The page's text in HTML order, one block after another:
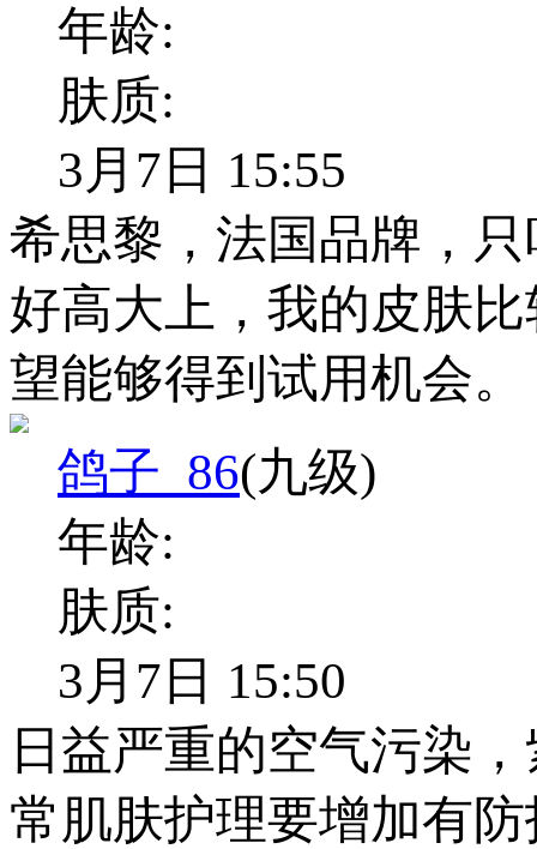
年龄:
肤质:
3月7日 15:55
希思黎，法国品牌，
好高大上，我的皮肤
望能够得到试用机会。
鸽子_86(九级)
年龄:
肤质:
3月7日 15:50
日益严重的空气污染
常肌肤护理要增加有